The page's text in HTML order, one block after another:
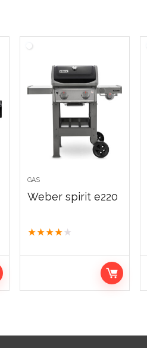
GAS
Weber spirit e220
★★★★ ★